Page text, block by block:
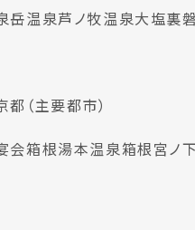
岳温泉芦ノ牧温泉大塩裏
都（主要都市）
会箱根湯本温泉箱根宮ノ